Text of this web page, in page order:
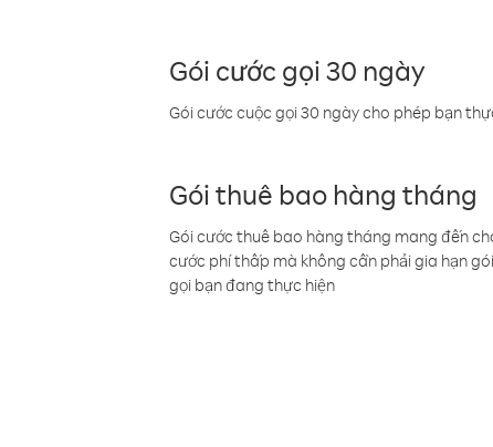
Gói cước gọi 30 ngày
Gói cước cuộc gọi 30 ngày cho phép bạn
Gói thuê bao hàng tháng
Gói cước thuê bao hàng tháng mang đến
cước phí thấp mà không cần phải gia hạn
gọi bạn đang thực hiện